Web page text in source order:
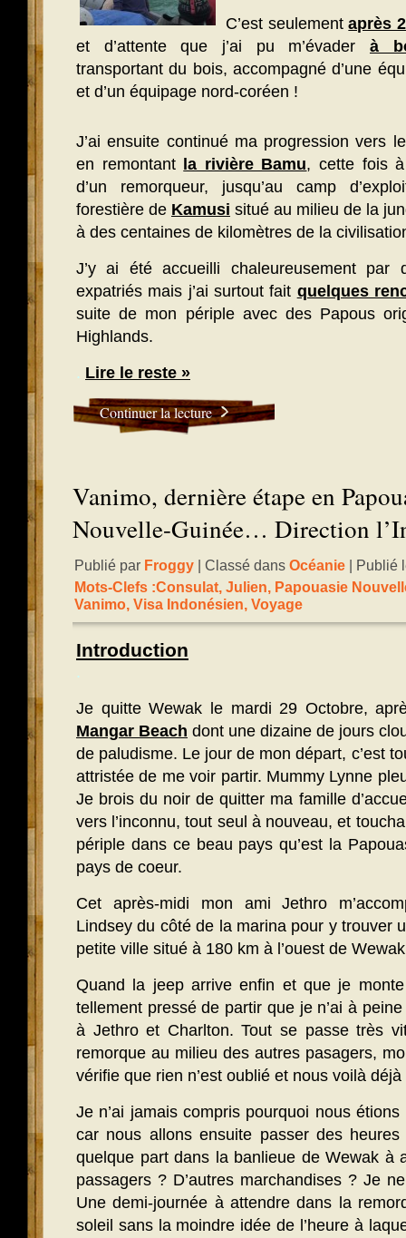
C’est seulementaprès
et d’attente que j’ai pu m’évader à
transportant du bois, accompagné d’une
et d’un équipage nord-coréen !
J’ai ensuite continué ma progression vers
en remontant
la rivière Bamu, cette fois
d’un remorqueur, jusqu’au camp
forestière de Kamusi situé au milieu de la
à des centaines de kilomètres de la
J’y ai été accueilli chaleureusement par
expatriés mais j’ai surtout fait quelques
suite de mon périple avec des Papous
Highlands.
. Lire le reste »
Continuer la lecture
Vanimo, dernière étape en
Nouvelle-Guinée… Direction
Publié par Froggy | Classé dans Océanie | Publié
Mots-Clefs :Consulat, Julien, Papouasie
Vanimo, Visa Indonésien, Voyage
Introduction
.
Je quitte Wewak le mardi 29 Octobre,
Mangar Beach dont une dizaine de jours
de paludisme. Le jour de mon départ, c’est
attristée de me voir partir. Mummy Lynne
Je brois du noir de quitter ma famille
vers l’inconnu, tout seul à nouveau, et
périple dans ce beau pays qu’est la
pays de coeur.
Cet après-midi mon ami Jethro
Lindsey du côté de la marina pour y trouver
petite ville situé à 180 km à l’ouest de
Quand la jeep arrive enfin et que je
tellement pressé de partir que je n’ai à
à Jethro et Charlton. Tout se passe très
remorque au milieu des autres pasagers,
vérifie que rien n’est oublié et nous voilà
Je n’ai jamais compris pourquoi nous
car nous allons ensuite passer des
quelque part dans la banlieue de Wewak à
passagers ? D’autres marchandises ? Je
Une demi-journée à attendre dans la
soleil sans la moindre idée de l’heure à